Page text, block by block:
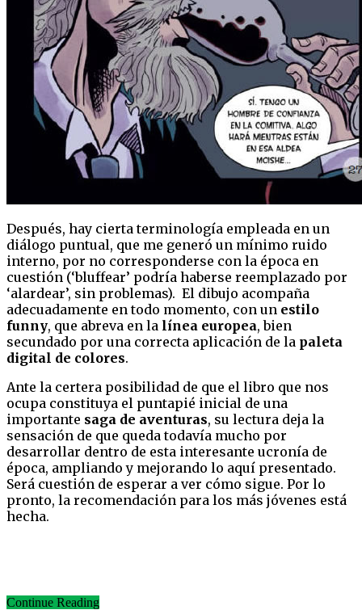
Después, hay cierta terminología empleada en un
diálogo puntual, que me generó un mínimo ruido
interno, por no corresponderse con la época en
cuestión (‘bluffear’ podría haberse reemplazado por
‘alardear’, sin problemas). El dibujo acompaña
adecuadamente en todo momento, con un estilo
funny, que abreva en la línea europea, bien
secundado por una correcta aplicación de la paleta
digital de colores.
Ante la certera posibilidad de que el libro que nos
ocupa constituya el puntapié inicial de una
importante saga de aventuras, su lectura deja la
sensación de que queda todavía mucho por
desarrollar dentro de esta interesante ucronía de
época, ampliando y mejorando lo aquí presentado.
Será cuestión de esperar a ver cómo sigue. Por lo
pronto, la recomendación para los más jóvenes está
hecha.
Continue Reading